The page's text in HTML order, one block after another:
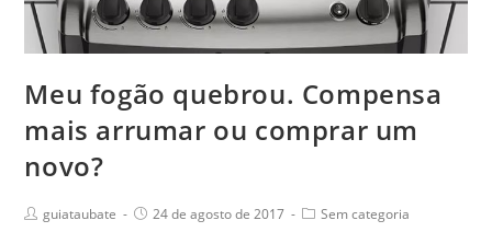
Meu fogão quebrou. Compensa
mais arrumar ou comprar um
novo?
guiataubate 24 de agosto de 2017 Sem categoria